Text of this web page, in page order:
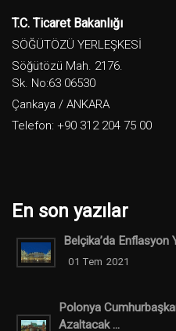
T.C. Ticaret Bakanlığı
SÖĞÜTÖZÜ YERLEŞKESİ
Söğütözü Mah. 2176.
Sk. No:63 06530
Çankaya / ANKARA
Telefon: +90 312 204 75 00
En son yazılar
Belçika’da Enflasyon
01 Tem 2021
Polonya
Azaltacak ...